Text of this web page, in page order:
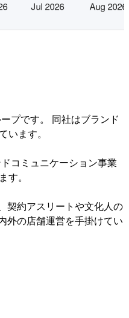
プです。 同社はブランド
います。
コミュニケーション事業
す。
契約アスリートや文化人の
外の店舗運営を手掛けてい